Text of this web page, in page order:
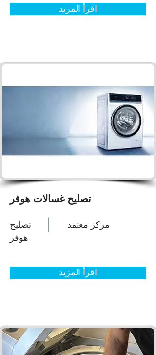
اقرأ المزيد
تصليح غسالات هوفر
تصليح
هوفر
مركز معتمد
اقرأ المزيد